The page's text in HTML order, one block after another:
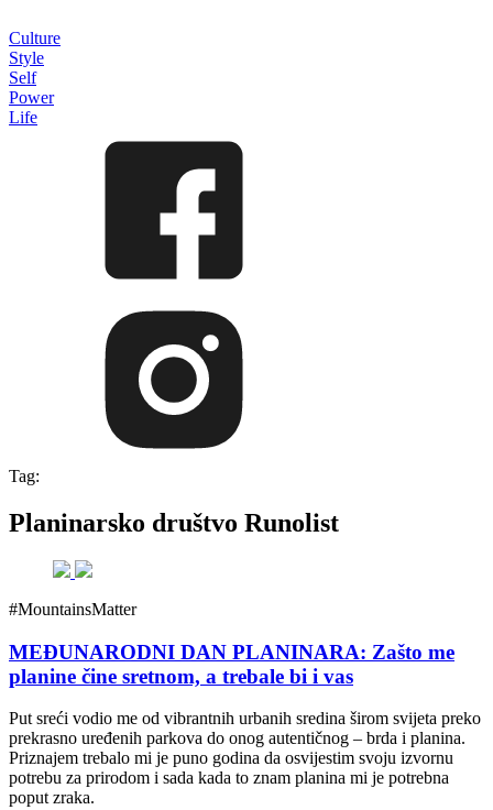
Culture
Style
Self
Power
Life
Tag:
Planinarsko društvo Runolist
#MountainsMatter
MEĐUNARODNI DAN PLANINARA: Zašto me
planine čine sretnom, a trebale bi i vas
Put sreći vodio me od vibrantnih urbanih sredina širom svijeta preko
prekrasno uređenih parkova do onog autentičnog – brda i planina.
Priznajem trebalo mi je puno godina da osvijestim svoju izvornu
potrebu za prirodom i sada kada to znam planina mi je potrebna
poput zraka.